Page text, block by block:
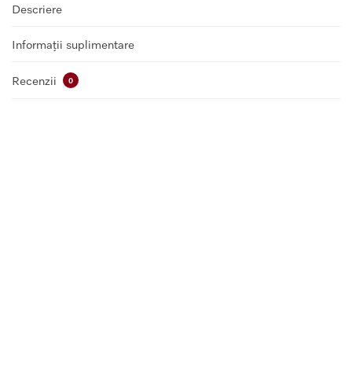
Descriere
Informații suplimentare
Recenzii 0